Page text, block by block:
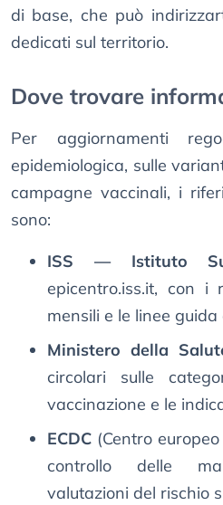
di base, che può
dedicati sul territorio.
Dove trovare
Per aggiornamenti
epidemiologica, sulle
campagne vaccinali, i
sono:
ISS — Istituto
epicentro.iss.it, con i
mensili e le linee
Ministero della
circolari sulle
vaccinazione e le
ECDC (Centro
controllo delle
valutazioni del rischio